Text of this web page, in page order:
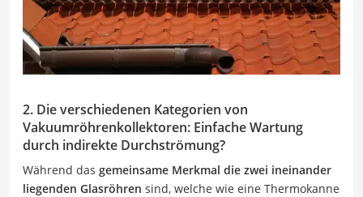
2. Die verschiedenen Kategorien von
Vakuumröhrenkollektoren: Einfache Wartung
durch indirekte Durchströmung?
Während das gemeinsame Merkmal die zwei ineinander
liegenden Glasröhren sind, welche wie eine Thermokanne